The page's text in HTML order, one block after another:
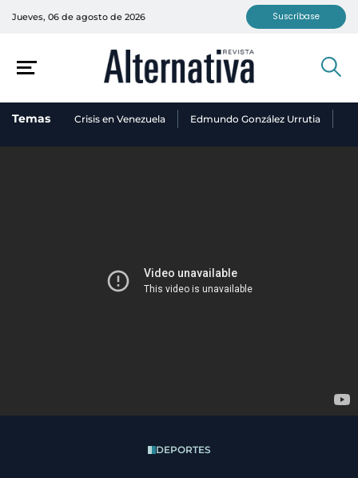
Jueves, 06 de agosto de 2026 Suscríbase
Temas Crisis en Venezuela Edmundo González Urrutia
DEPORTES